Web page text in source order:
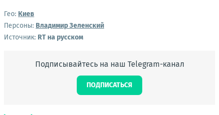
Гео: Киев
Персоны: Владимир Зеленский
Источник: RT на русском
Подписывайтесь на наш Telegram-канал
ПОДПИСАТЬСЯ